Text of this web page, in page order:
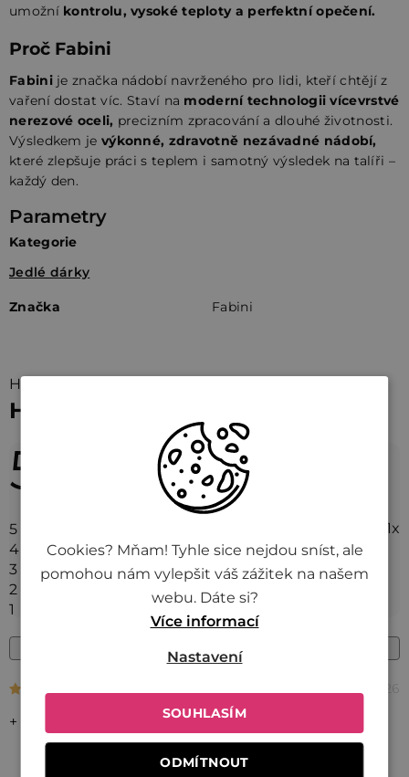
umožní kontrolu, vysoké teploty a perfektní opečení.
Proč Fabini
Fabinije značka nádobí navrženého pro lidi, kteří chtějí z
vaření dostat víc. Staví na moderní technologii vícevrstvé
nerezové oceli, precizním zpracování a dlouhé životnosti.
Výsledkem je výkonné, zdravotně nezávadné nádobí,
které zlepšuje práci s teplem i samotný výsledek na talíři –
každý den.
Parametry
Kategorie
Jedlé dárky
Značka Fabini
Hodnocení (1)
Hodnocení produktu
5,0
Průměrné
hodnocení
hvězdiček.
1 hodnocení
5
1x
4
0x
3
0x
2
1
Přidat hodnocení
V
ý
Hodnocení produktu je 5 z 5 hvězdiček.
+ Kvalitní
Cookies? Mňam! Tyhle sice nejdou sníst, ale
pomohou nám vylepšit váš zážitek na našem
webu. Dáte si?
Více informací
SOUHLASÍM
ODMÍTNOUT
Nastavení